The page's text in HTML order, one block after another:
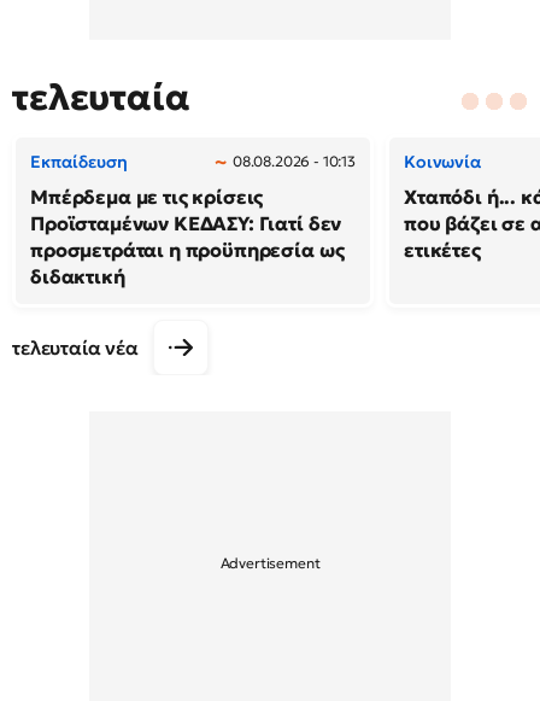
τελευταία
Εκπαίδευση 08.08.2026 - 10:13
Μπέρδεμα με τις κρίσεις
Προϊσταμένων ΚΕΔΑΣΥ: Γιατί δεν
προσμετράται η προϋπηρεσία ως
διδακτική
Κοινωνία
Χταπόδι ή...
που βάζει σε
ετικέτες
τελευταία νέα